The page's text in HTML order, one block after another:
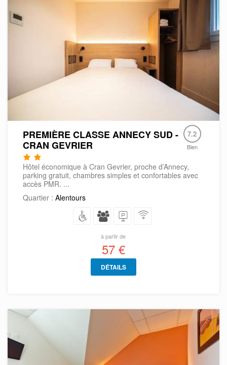
PREMIÈRE CLASSE ANNECY SUD -
CRAN GEVRIER
7.2
Bien
Hôtel économique à Cran Gevrier, proche d’Annecy,
parking gratuit, chambres simples et confortables avec
accès PMR. ...
Quartier : Alentours
à partir de
57 €
DÉTAILS